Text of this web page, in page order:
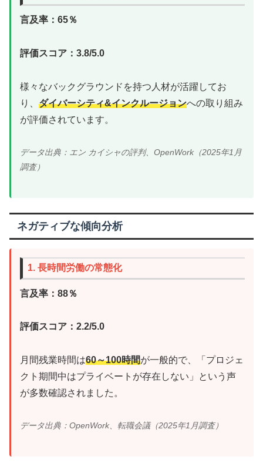
言及率：65％
評価スコア：3.8/5.0
様々なバックグラウンドを持つ人材が活躍してお
り、 ダイバーシティ&インクルージョンへの取り組み
が評価されています。
データ出典：エン カイシャの評判、OpenWork（2025年1月
調査）
ネガティブな傾向分析
1. 長時間労働の常態化
言及率：88％
評価スコア：2.2/5.0
月間残業時間は60～100時間が一般的で、「プロジェ
クト期間中はプライベートが存在しない」という声
が多数確認されました。
データ出典：OpenWork、転職会議（2025年1月調査）